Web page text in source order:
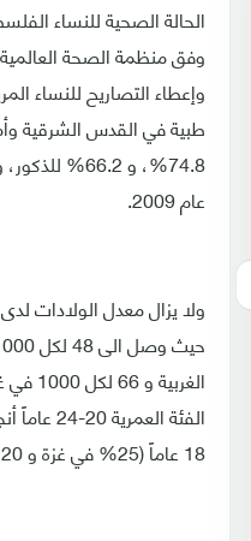
الحالة الصحية للنساء
وفق منظمة الصحة
وإعطاء التصاريح للنساء
74.8%، و
عام 2009.
الفئة
18 عاماً (25% في غزة و 20% في الضفة الغربية).